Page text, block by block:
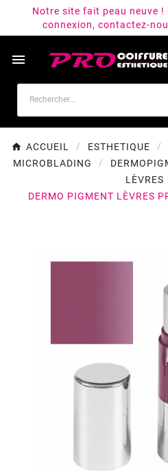
Notre site fait peau neuve
connexion, contactez-

ACCUEIL ESTHETIQUE
MICROBLADING
LÈVRES
DERMO PIGMENT LÈVRES